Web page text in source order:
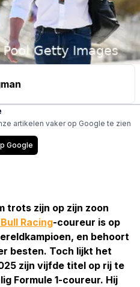
artikelen vaker op Google te zien
Google
trots zijn op zijn zoon
Racing-coureur is op
en behoort
besten. Toch lijkt het
zijn vijfde titel op rij te
Formule 1-coureur. Hij